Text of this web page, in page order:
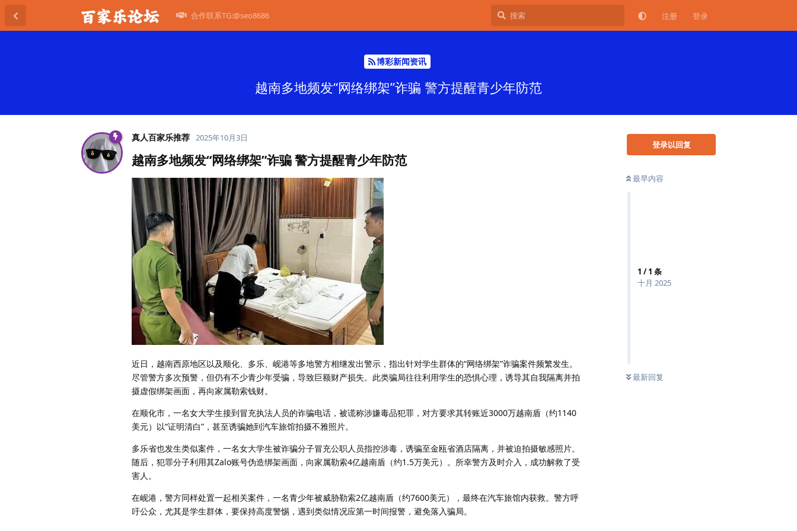
合作联系TG:@seo8686 注册 登录
博彩新闻资讯
越南多地频发“网络绑架”诈骗 警方提醒青少年防范
登录以回复
最早内容
1 /1 条
十月 2025
最新回复
真人百家乐推荐 2025年10月3日
越南多地频发“网络绑架”诈骗 警方提醒青少年防范
近日，越南西原地区以及顺化、多乐、岘港等多地警方相继发出警示，指出针对学生群体的“网络绑架”诈骗案件频繁发生。
尽管警方多次预警，但仍有不少青少年受骗，导致巨额财产损失。此类骗局往往利用学生的恐惧心理，诱导其自我隔离并拍
摄虚假绑架画面，再向家属勒索钱财。
在顺化市，一名女大学生接到冒充执法人员的诈骗电话，被谎称涉嫌毒品犯罪，对方要求其转账近3000万越南盾（约1140
美元）以“证明清白”，甚至诱骗她到汽车旅馆拍摄不雅照片。
多乐省也发生类似案件，一名女大学生被诈骗分子冒充公职人员指控涉毒，诱骗至金瓯省酒店隔离，并被迫拍摄敏感照片。
随后，犯罪分子利用其Zalo账号伪造绑架画面，向家属勒索4亿越南盾（约1.5万美元）。所幸警方及时介入，成功解救了受
害人。
在岘港，警方同样处置一起相关案件，一名青少年被威胁勒索2亿越南盾（约7600美元），最终在汽车旅馆内获救。警方呼
吁公众，尤其是学生群体，要保持高度警惕，遇到类似情况应第一时间报警，避免落入骗局。